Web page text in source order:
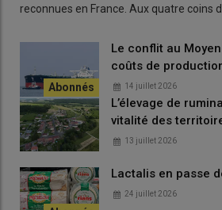
reconnues en France. Aux quatre coins
Le conflit au
coûts de
14 juillet 2026
L’élevage de
vitalité des
13 juillet 2026
Lactalis en passe
24 juillet 2026